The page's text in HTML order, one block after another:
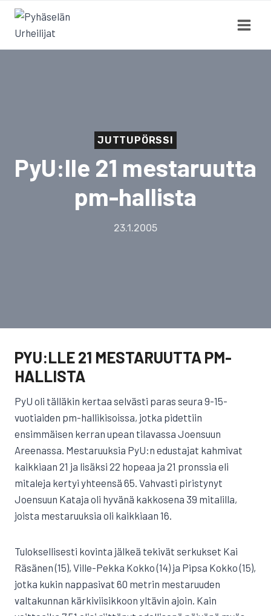
Siirry
sisältöön
JUTTUPÖRSSI
PyU:lle 21 mestaruutta
pm-hallista
23.1.2005
PYU:LLE 21 MESTARUUTTA PM-
HALLISTA
PyU oli tälläkin kertaa selvästi paras seura 9-15-
vuotiaiden pm-hallikisoissa, jotka pidettiin
ensimmäisen kerran upean tilavassa Joensuun
Areenassa. Mestaruuksia PyU:n edustajat kahmivat
kaikkiaan 21 ja lisäksi 22 hopeaa ja 21 pronssia eli
mitaleja kertyi yhteensä 65. Vahvasti piristynyt
Joensuun Kataja oli hyvänä kakkosena 39 mitalilla,
joista mestaruuksia oli kaikkiaan 16.
Tuloksellisesti kovinta jälkeä tekivät serkukset Kai
Räsänen (15), Ville-Pekka Kokko (14) ja Pipsa Kokko (15),
jotka kukin nappasivat 60 metrin mestaruuden
valtakunnan kärkiviisikkoon yltävin ajoin. Kain